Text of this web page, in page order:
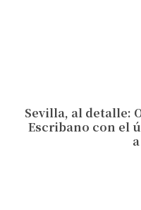
Sevilla, al detalle:
Escribano con el